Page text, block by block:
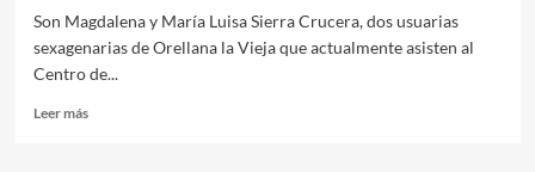
Son Magdalena y María Luisa Sierra Crucera, dos usuarias
sexagenarias de Orellana la Vieja que actualmente asisten al
Centro de...
Leer másLeer